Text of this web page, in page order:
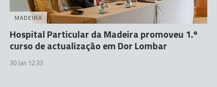
MADEIRA
Hospital Particular da Madeira promoveu 1.º
curso de actualização em Dor Lombar
30 Jan 12:33